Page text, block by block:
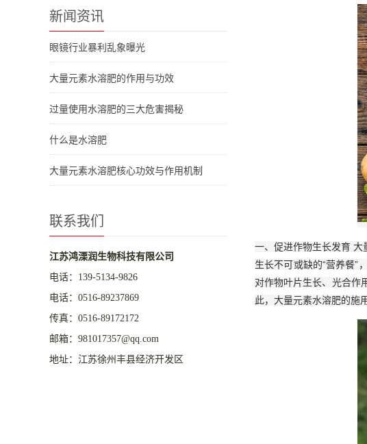
新闻资讯
眼镜行业暴利乱象曝光
大量元素水溶肥的作用与功效
过量使用水溶肥的三大危害揭秘
什么是水溶肥
大量元素水溶肥核心功效与作用机制
联系我们
江苏鸿溧润生物科技有限公司
电话： 139-5134-9826
电话： 0516-89237869
传真：0516-89172172
邮箱：981017357@qq.com
地址：江苏徐州丰县经济开发区
一、促进作物生长发育
生长不可或缺的“营养餐”
对作物叶片生长、光合作
此，大量元素水溶肥的施